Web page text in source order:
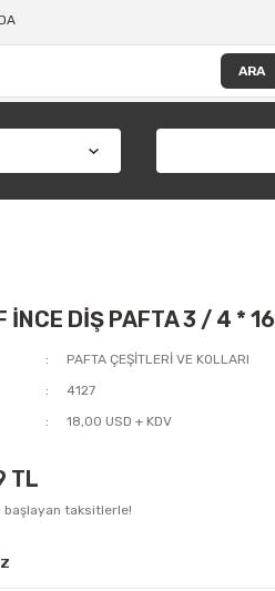
ARA
İNCE DİŞ PAFTA 3 / 4 * 16
PAFTA ÇEŞİTLERİ VE KOLLARI
4127
18,00 USD + KDV
TL
başlayan taksitlerle!